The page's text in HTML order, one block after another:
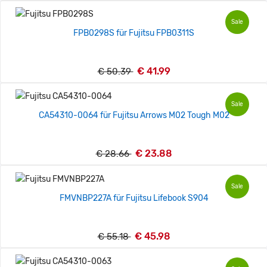
Sale
FPB0298S für Fujitsu FPB0311S
€ 50.39 € 41.99
Sale
CA54310-0064 für Fujitsu Arrows M02 Tough M02
€ 28.66 € 23.88
Sale
FMVNBP227A für Fujitsu Lifebook S904
€ 55.18 € 45.98